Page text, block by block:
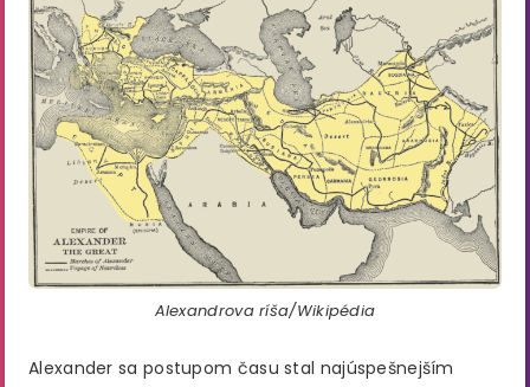
Alexandrova ríša/Wikipédia
Alexander sa postupom času stal najúspešnejším